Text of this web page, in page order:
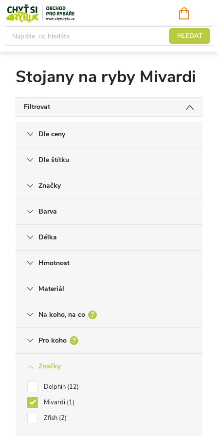
Přejít
na
obsah
HLEDAT
KOŠÍK
Stojany
Stojany na ryby Mivardi
Filtrovat
Dle ceny
Dle štítku
Značky
Barva
Délka
Hmotnost
Materiál
Na koho, na co ?
Pro koho ?
Značky
Delphin 12
Mivardi 1
Zfish 2